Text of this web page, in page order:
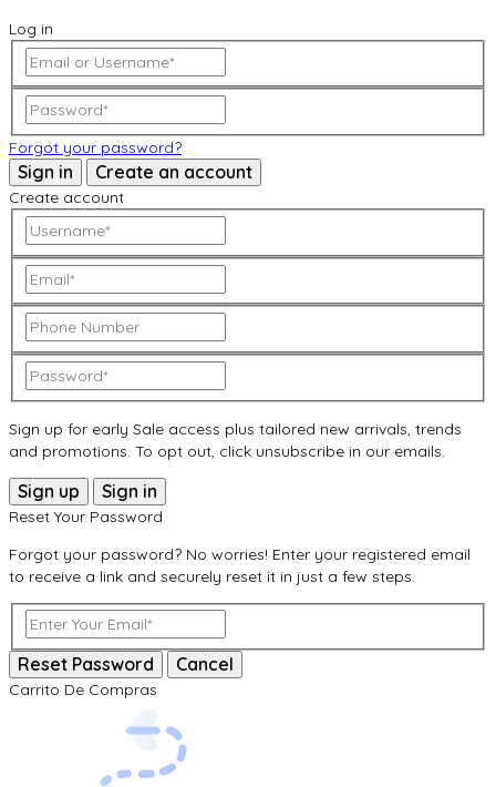
Log in
Forgot your password?
Sign in Create an account
Create account
Sign up for early Sale access plus tailored new arrivals, trends
and promotions. To opt out, click unsubscribe in our emails.
Sign up Sign in
Reset Your Password
Forgot your password? No worries! Enter your registered email
to receive a link and securely reset it in just a few steps.
Reset Password Cancel
Carrito De Compras